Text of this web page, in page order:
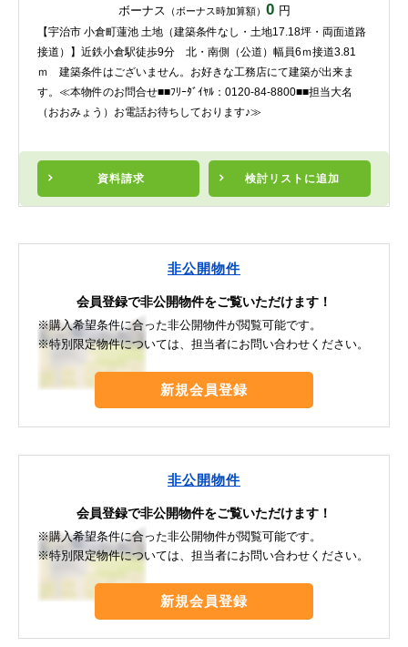
ボーナス （ボーナス時加算額） 0 円
資料請求 検討リスト に追加
【宇治市 小倉町蓮池 土地（建築条件なし・土地17.18坪・両面道路
接道）】近鉄小倉駅徒歩9分 北・南側（公道）幅員6ｍ接道3.81
ｍ 建築条件はございません。お好きな工務店にて建築が出来ま
す。≪本物件のお問合せ■■ﾌﾘｰﾀﾞｲﾔﾙ：0120-84-8800■■担当大名
（おおみょう）お電話お待ちしております♪≫
非公開物件
会員登録で非公開物件をご覧いただけます！
※購入希望条件に合った非公開物件が閲覧可能です。
※特別限定物件については、担当者にお問い合わせください。
新規会員登録
非公開物件
会員登録で非公開物件をご覧いただけます！
※購入希望条件に合った非公開物件が閲覧可能です。
※特別限定物件については、担当者にお問い合わせください。
新規会員登録